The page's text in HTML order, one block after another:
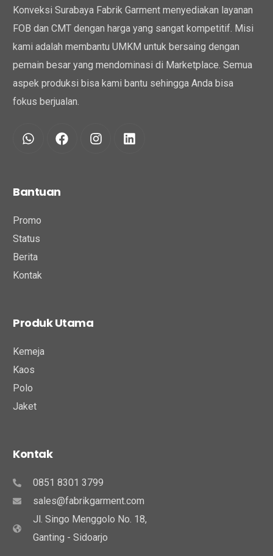
Konveksi Surabaya Fabrik Garment menyediakan layanan
FOB dan CMT dengan harga yang sangat kompetitif. Misi
kami adalah membantu UMKM untuk bersaing dengan
pemain besar yang mendominasi di Marketplace. Semua
aspek produksi bisa kami bantu sehingga Anda bisa
fokus berjualan.
Bantuan
Promo
Status
Berita
Kontak
Produk Utama
Kemeja
Kaos
Polo
Jaket
Kontak
0851 8301 3799
sales@fabrikgarment.com
Jl. Singo Menggolo No. 18,
Ganting - Sidoarjo